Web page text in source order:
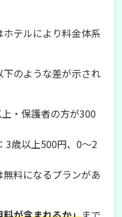
テルにより料金体系
のような差が示され
・保護者の方が300
3歳以上500円、0～2
料になるプランがあ